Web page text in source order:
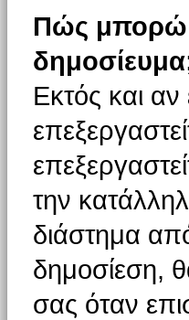
Πώς μπορώ
Εκτός και αν
την
διάστημα
δημοσίεση,
σας όταν